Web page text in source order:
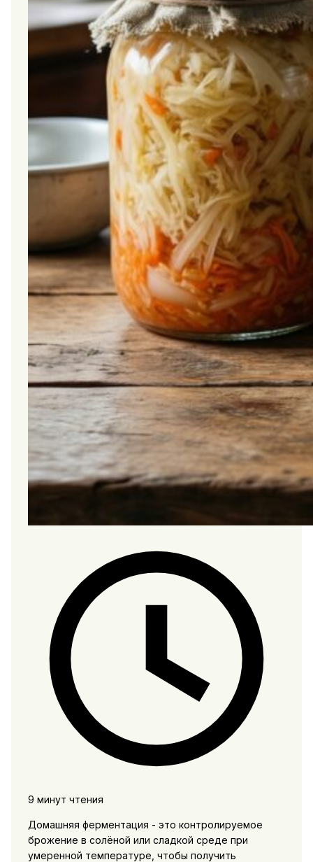
9 минут чтения
Домашняя ферментация - это контролируемое
брожение в солёной или сладкой среде при
умеренной температуре, чтобы получить